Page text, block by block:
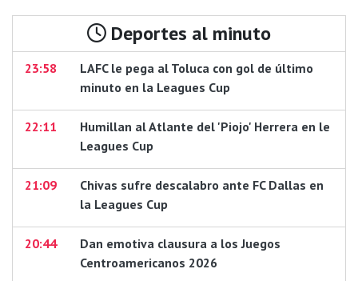
Deportes al minuto
23:58
LAFC le pega al Toluca con gol de último
minuto en la Leagues Cup
22:11
Humillan al Atlante del 'Piojo' Herrera en le
Leagues Cup
21:09
Chivas sufre descalabro ante FC Dallas en
la Leagues Cup
20:44
Dan emotiva clausura a los Juegos
Centroamericanos 2026